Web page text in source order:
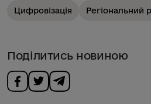
Цифровізація Регіональний
Поділитись новиною